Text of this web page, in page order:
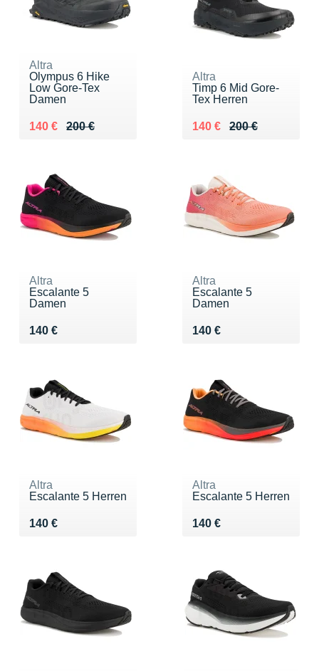
Altra
Olympus 6 Hike
Low Gore-Tex
Damen
200 €
Au lieu de 200 €
140 €
Vendu 140 €
Altra
Timp 6 Mid Gore-
Tex Herren
200 €
Au lieu de 200 €
140 €
Vendu 140 €
Altra
Escalante 5
Damen
140 €
Vendu 140 €
Altra
Escalante 5
Damen
140 €
Vendu 140 €
Altra
Escalante 5 Herren
140 €
Vendu 140 €
Altra
Escalante 5 Herren
140 €
Vendu 140 €